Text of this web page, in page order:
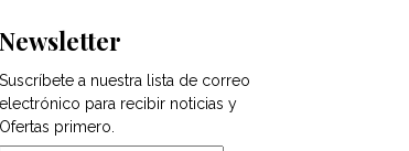
Newsletter
Suscríbete a nuestra lista de correo
electrónico para recibir noticias y
Ofertas primero.